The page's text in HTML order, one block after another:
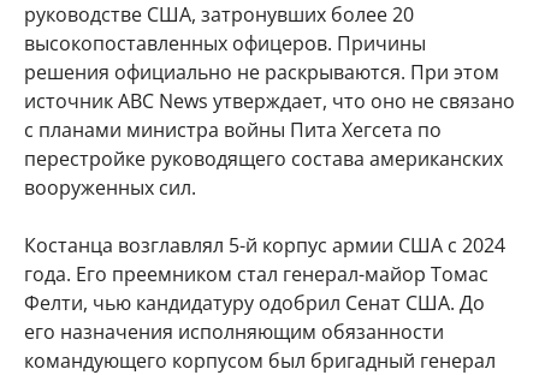
руководстве США, затронувших более 20
высокопоставленных офицеров. Причины
решения официально не раскрываются. При этом
источник ABC News утверждает, что оно не связано
с планами министра войны Пита Хегсета по
перестройке руководящего состава американских
вооруженных сил.
Костанца возглавлял 5-й корпус армии США с 2024
года. Его преемником стал генерал-майор Томас
Фелти, чью кандидатуру одобрил Сенат США. До
его назначения исполняющим обязанности
командующего корпусом был бригадный генерал